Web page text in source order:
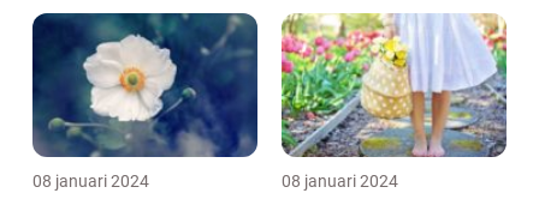
08 januari 2024 08 januari 2024